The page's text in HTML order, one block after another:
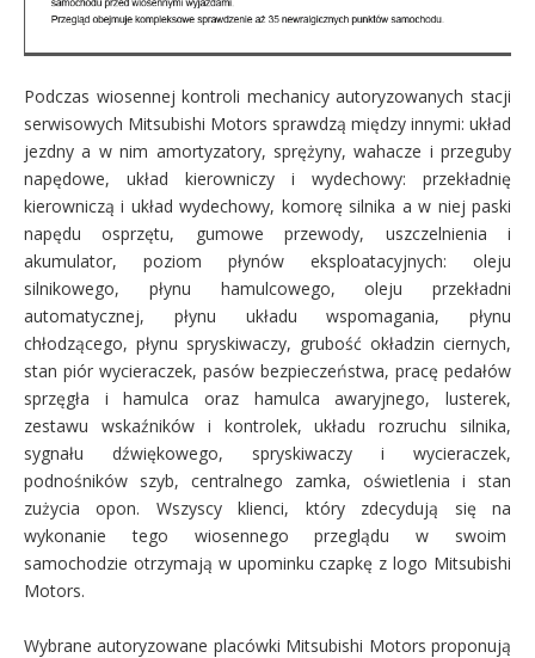
Podczas wiosennej kontroli mechanicy autoryzowanych stacji
serwisowych Mitsubishi Motors sprawdzą między innymi: układ
jezdny a w nim amortyzatory, sprężyny, wahacze i przeguby
napędowe, układ kierowniczy i wydechowy: przekładnię
kierowniczą i układ wydechowy, komorę silnika a w niej paski
napędu osprzętu, gumowe przewody, uszczelnienia i
akumulator, poziom płynów eksploatacyjnych: oleju
silnikowego, płynu hamulcowego, oleju przekładni
automatycznej, płynu układu wspomagania, płynu
chłodzącego, płynu spryskiwaczy, grubość okładzin ciernych,
stan piór wycieraczek, pasów bezpieczeństwa, pracę pedałów
sprzęgła i hamulca oraz hamulca awaryjnego, lusterek,
zestawu wskaźników i kontrolek, układu rozruchu silnika,
sygnału dźwiękowego, spryskiwaczy i wycieraczek,
podnośników szyb, centralnego zamka, oświetlenia i stan
zużycia opon. Wszyscy klienci, który zdecydują się na
wykonanie tego wiosennego przeglądu w swoim
samochodzie otrzymają w upominku czapkę z logo Mitsubishi
Motors.
Wybrane autoryzowane placówki Mitsubishi Motors proponują